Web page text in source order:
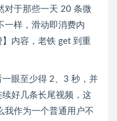
对于那些一天 20 条微
一样，滑动即消费内
内容，老铁 get 到重
眼至少得 2、3 秒，并
好几条长尾视频，这
我作为一个普通用户不